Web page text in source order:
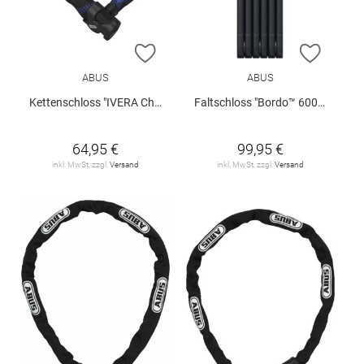
ZUR WUNSCHLISTE HINZUFÜGEN
ABUS
Kettenschloss "IVERA Chain"
64,95 €
inkl. MwSt. zzgl. Versand
ZUR
ABUS
Faltschloss "Bordo™ 6000KA/90 + Halter"
99,95 €
inkl. MwSt. zzgl. Versand